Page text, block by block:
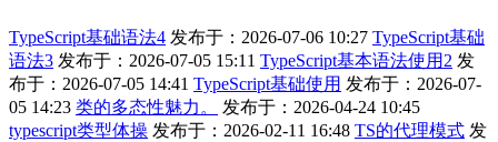
TypeScript基础语法4 发布于：2026-07-06 10:27 TypeScript基础
语法3 发布于：2026-07-05 15:11 TypeScript基本语法使用2 发
布于：2026-07-05 14:41 TypeScript基础使用 发布于：2026-07-
05 14:23 类的多态性魅力。
发布于：2026-04-24 10:45
typescript类型体操 发布于：2026-02-11 16:48 TS的代理模式 发